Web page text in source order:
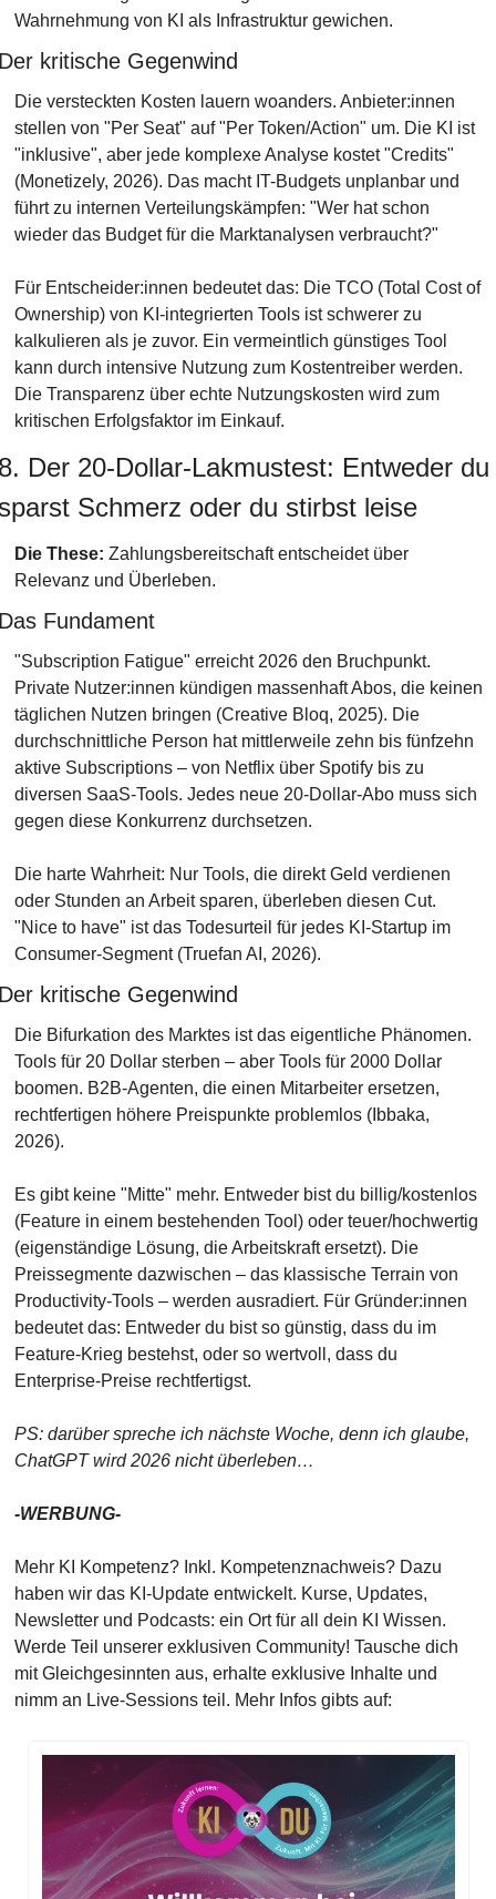
Wahrnehmung von KI als Infrastruktur gewichen.
kritische Gegenwind
Die versteckten Kosten lauern woanders. Anbieter:innen
stellen von "Per Seat" auf "Per Token/Action" um. Die KI ist
"inklusive", aber jede komplexe Analyse kostet "Credits"
(Monetizely, 2026). Das macht IT-Budgets unplanbar und
führt zu internen Verteilungskämpfen: "Wer hat schon
wieder das Budget für die Marktanalysen verbraucht?"
Für Entscheider:innen bedeutet das: Die TCO (Total Cost of
Ownership) von KI-integrierten Tools ist schwerer zu
kalkulieren als je zuvor. Ein vermeintlich günstiges Tool
kann durch intensive Nutzung zum Kostentreiber werden.
Die Transparenz über echte Nutzungskosten wird zum
kritischen Erfolgsfaktor im Einkauf.
Der 20-Dollar-Lakmustest: Entweder du
Schmerz oder du stirbst leise
Die These: Zahlungsbereitschaft entscheidet über
Relevanz und Überleben.
Fundament
"Subscription Fatigue" erreicht 2026 den Bruchpunkt.
Private Nutzer:innen kündigen massenhaft Abos, die keinen
täglichen Nutzen bringen (Creative Bloq, 2025). Die
durchschnittliche Person hat mittlerweile zehn bis fünfzehn
aktive Subscriptions – von Netflix über Spotify bis zu
diversen SaaS-Tools. Jedes neue 20-Dollar-Abo muss sich
gegen diese Konkurrenz durchsetzen.
Die harte Wahrheit: Nur Tools, die direkt Geld verdienen
oder Stunden an Arbeit sparen, überleben diesen Cut.
"Nice to have" ist das Todesurteil für jedes KI-Startup im
Consumer-Segment (Truefan AI, 2026).
kritische Gegenwind
Die Bifurkation des Marktes ist das eigentliche Phänomen.
Tools für 20 Dollar sterben – aber Tools für 2000 Dollar
boomen. B2B-Agenten, die einen Mitarbeiter ersetzen,
rechtfertigen höhere Preispunkte problemlos (Ibbaka,
2026).
Es gibt keine "Mitte" mehr. Entweder bist du billig/kostenlos
(Feature in einem bestehenden Tool) oder teuer/hochwertig
(eigenständige Lösung, die Arbeitskraft ersetzt). Die
Preissegmente dazwischen – das klassische Terrain von
Productivity-Tools – werden ausradiert. Für Gründer:innen
bedeutet das: Entweder du bist so günstig, dass du im
Feature-Krieg bestehst, oder so wertvoll, dass du
Enterprise-Preise rechtfertigst.
PS: darüber spreche ich nächste Woche, denn ich glaube,
ChatGPT wird 2026 nicht überleben…
-WERBUNG-
Mehr KI Kompetenz? Inkl. Kompetenznachweis? Dazu
haben wir das KI-Update entwickelt. Kurse, Updates,
Newsletter und Podcasts: ein Ort für all dein KI Wissen.
Werde Teil unserer exklusiven Community! Tausche dich
mit Gleichgesinnten aus, erhalte exklusive Inhalte und
nimm an Live-Sessions teil. Mehr Infos gibts auf: